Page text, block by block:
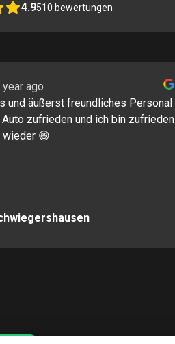
4.9510 bewertungen
year ago
und äußerst freundliches Personal
zufrieden und ich bin zufrieden
wieder 😄